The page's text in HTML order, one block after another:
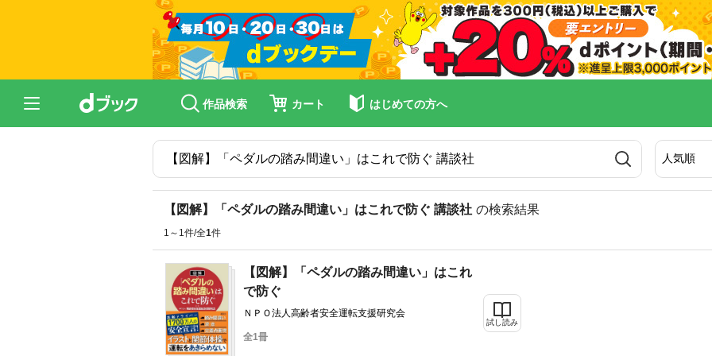
作品検索 カート はじめての方へ
【図解】「ペダルの踏み間違い」はこれで防ぐ 講談社 の検索結果
1～1件/全1件
【図解】「ペダルの踏み間違い」はこれ
で防ぐ
ＮＰＯ法人高齢者安全運転支援研究会
全1冊
試し読み